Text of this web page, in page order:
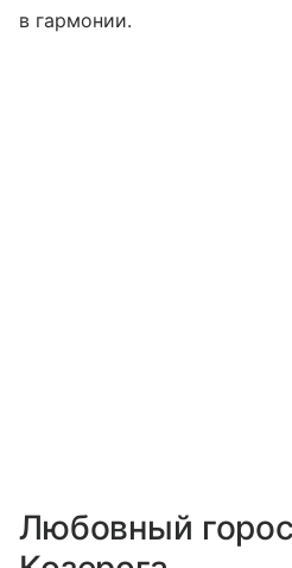
в гармонии.
Любовный